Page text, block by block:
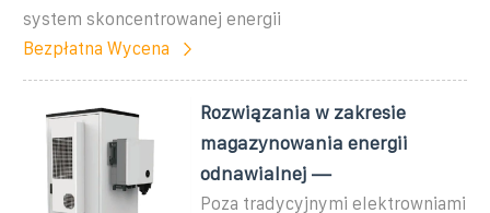
system skoncentrowanej energii
Bezpłatna Wycena
Rozwiązania w zakresie
magazynowania energii
odnawialnej —
Poza tradycyjnymi elektrowniami